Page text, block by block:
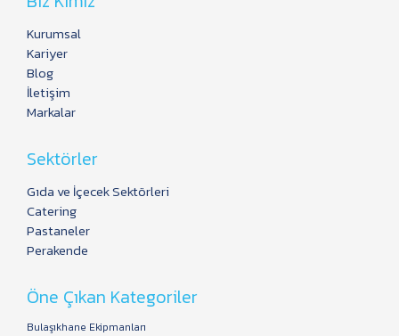
Kurumsal
Kariyer
Blog
İletişim
Markalar
Sektörler
Gıda ve İçecek Sektörleri
Catering
Pastaneler
Perakende
Öne Çıkan Kategoriler
Bulaşıkhane Ekipmanları